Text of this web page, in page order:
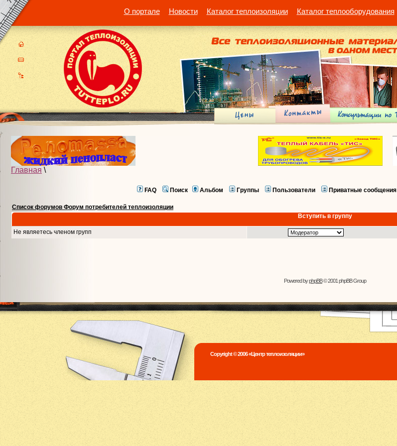
О портале Новости Каталог теплоизоляции Каталог теплооборудования
Главная \
FAQ Поиск Альбом Группы Пользователи Приватные сообщения
Список форумов Форум потребителей теплоизоляции
Вступить в группу
Не являетесь членом групп
Powered byphpBB© 2001 phpBB Group
Copyright © 2006 «Центр теплоизоляции»